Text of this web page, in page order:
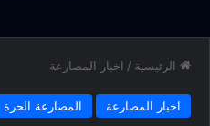
الرئيسية / اخبار المصارعة
اخبار المصارعة المصارعة الحرة